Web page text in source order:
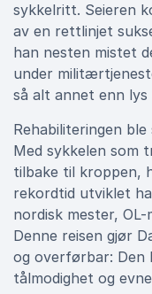
sykkelritt. Seieren
av en rettlinjet
han nesten mistet
under
så alt annet enn lys
Rehabiliteringen
Med sykkelen som
tilbake til kroppen,
rekordtid utviklet
nordisk mester,
Denne reisen gjør
og overførbar: Den
tålmodighet og